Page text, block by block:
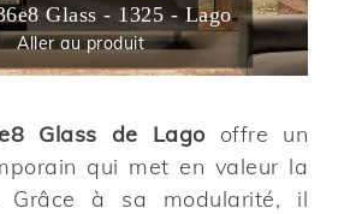
Glass - 1325 - Lago
Aller au produit
Glass de Lagooffre un
qui met en valeur la
Grâce à sa modularité, il